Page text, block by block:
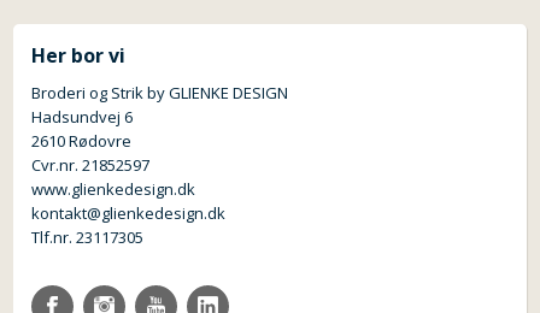
Her bor vi
Broderi og Strik by GLIENKE DESIGN
Hadsundvej 6
2610 Rødovre
Cvr.nr. 21852597
www.glienkedesign.dk
kontakt@glienkedesign.dk
Tlf.nr. 23117305